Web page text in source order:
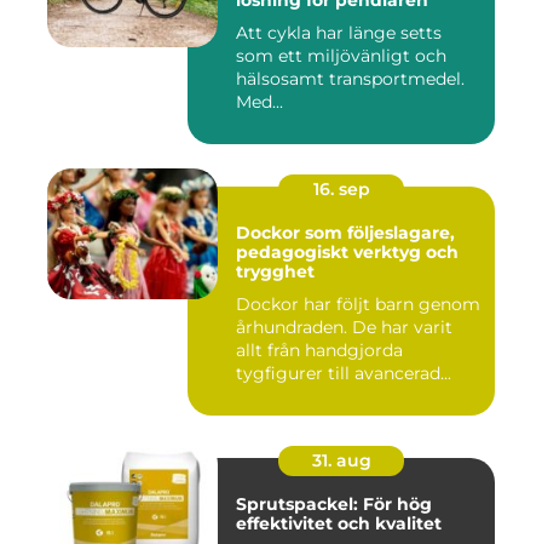
Att cykla har länge setts
som ett miljövänligt och
hälsosamt transportmedel.
Med...
16. sep
Dockor som följeslagare,
pedagogiskt verktyg och
trygghet
Dockor har följt barn genom
århundraden. De har varit
allt från handgjorda
tygfigurer till avancerad...
31. aug
Sprutspackel: För hög
effektivitet och kvalitet